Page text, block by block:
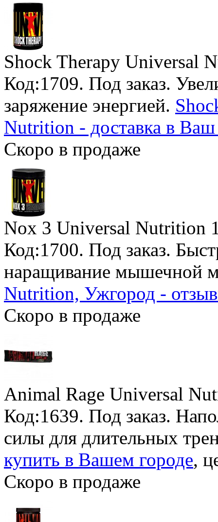
Shock Therapy Universal
Код:1709. Под заказ.
заряжение энергией.
Nutrition - доставка в Ваш
Скоро в продаже
Nox 3 Universal Nutrition
Код:1700. Под заказ.
наращивание мышечной
Nutrition, Ужгород -
Скоро в продаже
Animal Rage Universal
Код:1639. Под заказ.
силы для длительных
купить в Вашем городе,
Скоро в продаже